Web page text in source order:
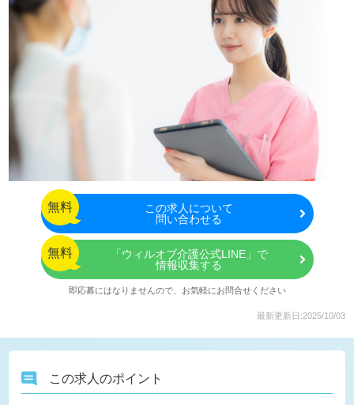
無料 この求人について
問い合わせる
無料
「ウィルオブ介護公式LINE」で
情報収集する
即応募にはなりませんので、お気軽にお問合せください
最新更新日:2025/10/03
この求人のポイント